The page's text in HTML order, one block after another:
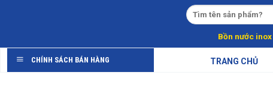
Bồn nước inox
CHÍNH SÁCH BÁN HÀNG TRANG CHỦ